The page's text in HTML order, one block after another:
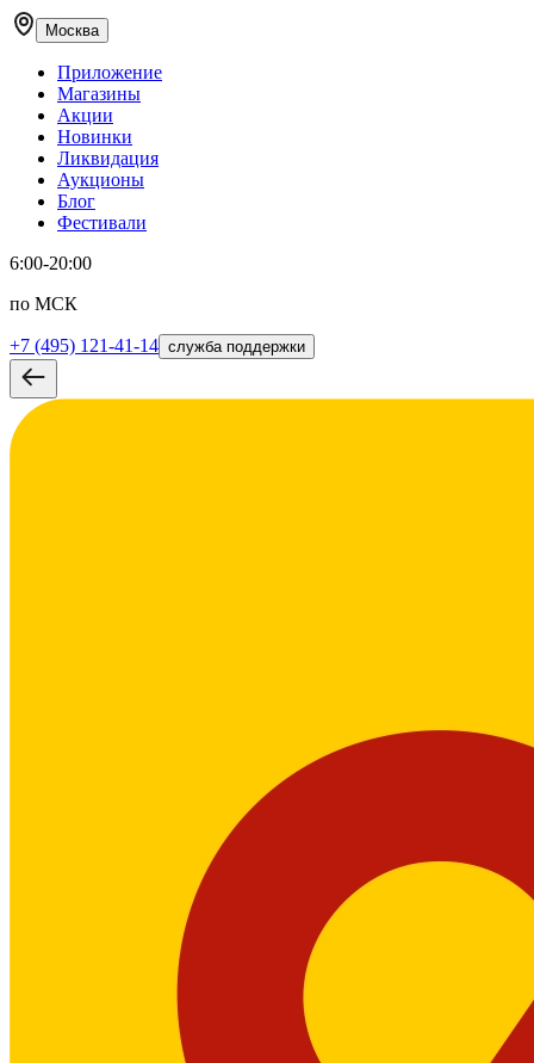
Москва
Приложение
Магазины
Акции
Новинки
Ликвидация
Аукционы
Блог
Фестивали
6:00-20:00
по МСК
+7 (495) 121-41-14 служба поддержки